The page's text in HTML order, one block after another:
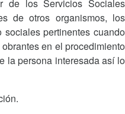
de los Servicios Sociales
de otros organismos, los
pertinentes cuando
en el procedimiento
la persona interesada así lo